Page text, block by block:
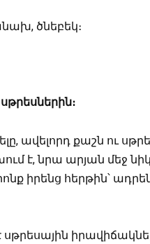
ծնեբեկ։
ավելորդ քաշն ու
է, նրա արյան մեջ
իրենց հերթին՝